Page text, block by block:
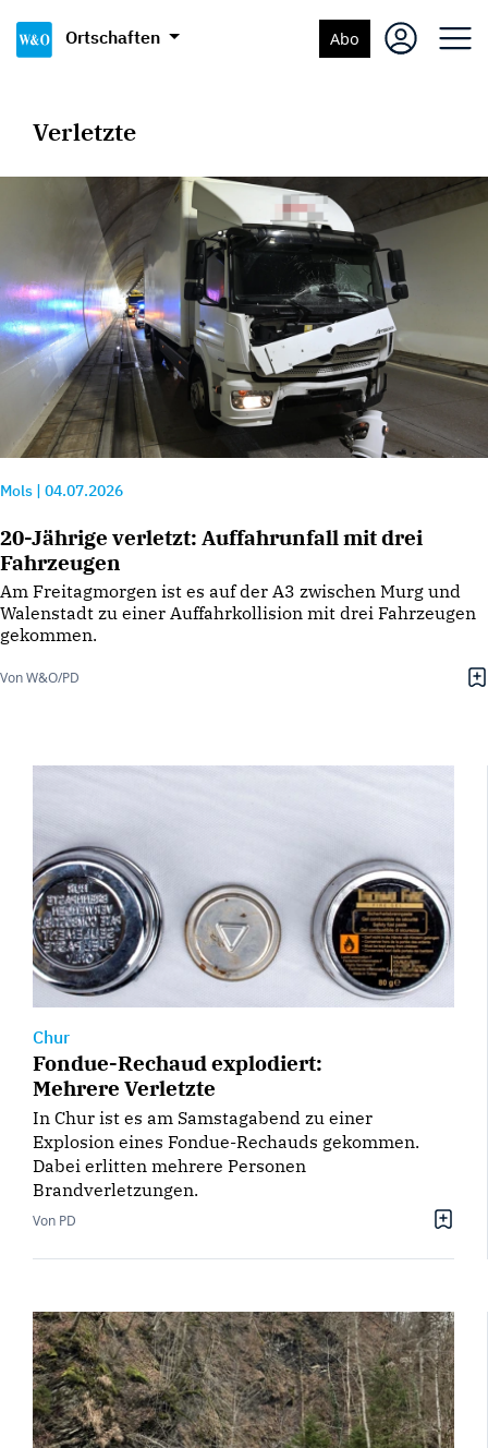
Ortschaften Abo
Verletzte
Mols 04.07.2026
20-Jährige verletzt: Auffahrunfall mit drei
Fahrzeugen
Am Freitagmorgen ist es auf der A3 zwischen Murg und
Walenstadt zu einer Auffahrkollision mit drei Fahrzeugen
gekommen.
Von W&O/PD
Chur
Fondue-Rechaud explodiert:
Mehrere Verletzte
In Chur ist es am Samstagabend zu einer
Explosion eines Fondue-Rechauds gekommen.
Dabei erlitten mehrere Personen
Brandverletzungen.
Von PD